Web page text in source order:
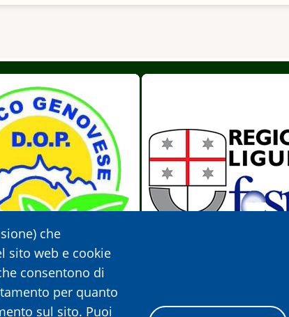
che
sito web e cookie
consentono di
per quanto
sul sito. Puoi